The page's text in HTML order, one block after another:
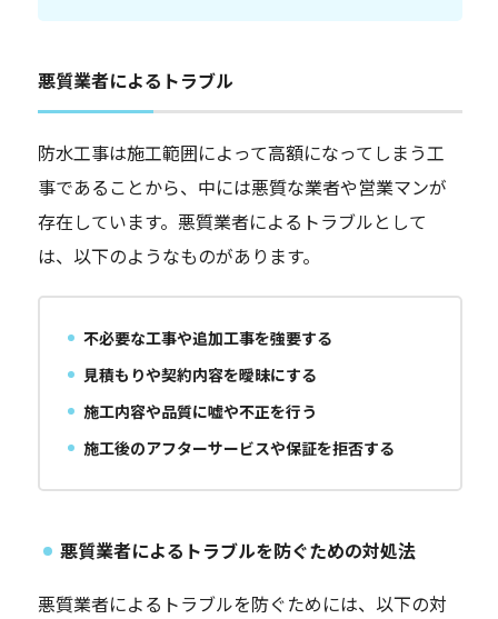
悪質業者によるトラブル
防水工事は施工範囲によって高額になってしまう工
事であることから、中には悪質な業者や営業マンが
存在しています。悪質業者によるトラブルとして
は、以下のようなものがあります。
不必要な工事や追加工事を強要する
見積もりや契約内容を曖昧にする
施工内容や品質に嘘や不正を行う
施工後のアフターサービスや保証を拒否する
悪質業者によるトラブルを防ぐための対処法
悪質業者によるトラブルを防ぐためには、以下の対